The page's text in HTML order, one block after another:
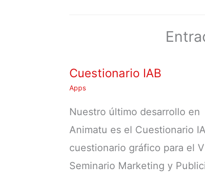
Cuestionario IAB
Apps
Nuestro último desarrollo en
Animatu es el Cuestionario
cuestionario gráfico para el
Seminario Marketing y